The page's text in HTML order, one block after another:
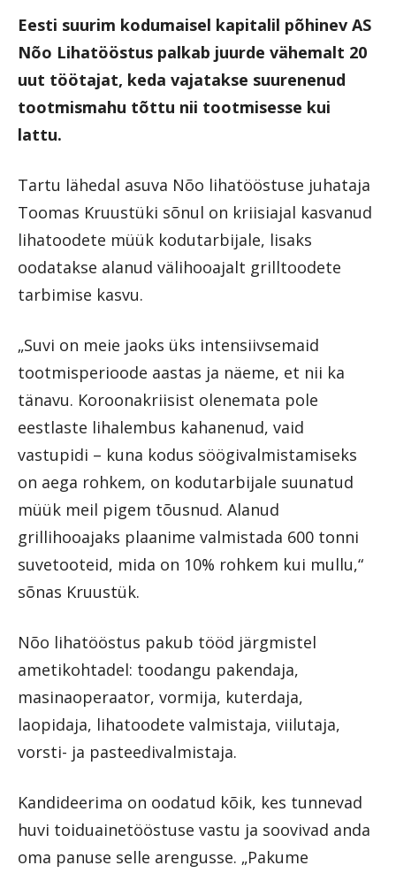
Eesti suurim kodumaisel kapitalil põhinev AS
Nõo Lihatööstus palkab juurde vähemalt 20
uut töötajat, keda vajatakse suurenenud
tootmismahu tõttu nii tootmisesse kui
lattu.
Tartu lähedal asuva Nõo lihatööstuse juhataja
Toomas Kruustüki sõnul on kriisiajal kasvanud
lihatoodete müük kodutarbijale, lisaks
oodatakse alanud välihooajalt grilltoodete
tarbimise kasvu.
„Suvi on meie jaoks üks intensiivsemaid
tootmisperioode aastas ja näeme, et nii ka
tänavu. Koroonakriisist olenemata pole
eestlaste lihalembus kahanenud, vaid
vastupidi – kuna kodus söögivalmistamiseks
on aega rohkem, on kodutarbijale suunatud
müük meil pigem tõusnud. Alanud
grillihooajaks plaanime valmistada 600 tonni
suvetooteid, mida on 10% rohkem kui mullu,“
sõnas Kruustük.
Nõo lihatööstus pakub tööd järgmistel
ametikohtadel: toodangu pakendaja,
masinaoperaator, vormija, kuterdaja,
laopidaja, lihatoodete valmistaja, viilutaja,
vorsti- ja pasteedivalmistaja.
Kandideerima on oodatud kõik, kes tunnevad
huvi toiduainetööstuse vastu ja soovivad anda
oma panuse selle arengusse. „Pakume